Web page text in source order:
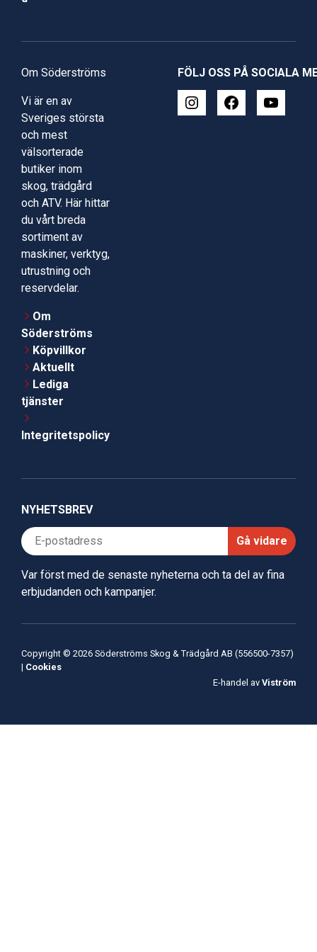
Om Söderströms
Vi är en av
Sveriges största
och mest
välsorterade
butiker inom
skog, trädgård
och ATV. Här hittar
du vårt breda
sortiment av
maskiner, verktyg,
utrustning och
reservdelar.
Om
Söderströms
Köpvillkor
Aktuellt
Lediga
tjänster
Integritetspolicy
FÖLJ OSS PÅ SOCIALA
NYHETSBREV
Gå vidare
Var först med de senaste nyheterna och ta del av fina
erbjudanden och kampanjer.
Copyright © 2026 Söderströms Skog & Trädgård AB (556500-7357)
| Cookies
E-handel av Viström